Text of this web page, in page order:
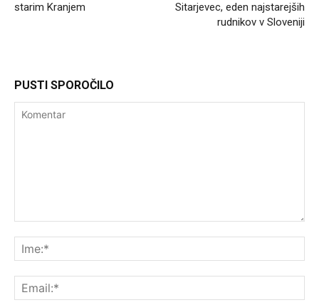
starim Kranjem
Sitarjevec, eden najstarejših
rudnikov v Sloveniji
PUSTI SPOROČILO